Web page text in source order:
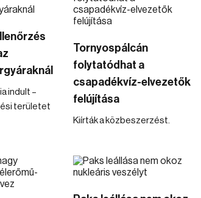
indult –
területet
Tornyospálcán
folytatódhat a
csapadékvíz-elvezetők
felújítása
Kiírták a közbeszerzést.